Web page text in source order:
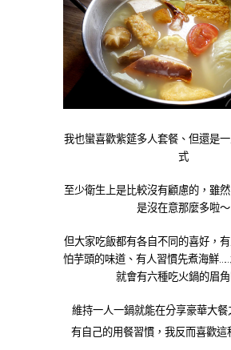
我也蠻喜歡紫筵多人套餐、但還是一
式
至少衛生上是比較沒有顧慮的，雖然
是沒在意那麼多啦～
但大家吃飯都有各自不同的喜好，有
怕芋頭的味道、有人習慣先煮海鮮……
就會有六種吃火鍋的眉角
維持一人一鍋就能在分享豪華大餐
有自己的用餐習慣，我反而喜歡這